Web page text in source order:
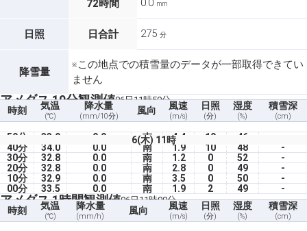
72時間 0.0 mm
日照 日合計 275 分
降雪量
※この地点での積雪量のデータが一部取得できてい
ません
アメダス 10分観測値06日11時50分
時刻 気温
(℃)
降水量
(mm/10分)
風向 風速
(m/s)
日照
(分)
湿度
(%)
積雪深
(cm)
6(木) 11時
50分 33.9 0.0 南 4.4 10 46
40分
34.0 0.0 南 1.9 10 48
-
30分
32.8 0.0 南 1.2 0 52
-
20分
32.8 0.0 南 2.8 0 49
-
10分
32.9 0.0 南 3.5 0 50
-
00分
33.5 0.0 南 1.9 2 49 -
アメダス 1時間観測値06日11時00分
時刻 気温
(℃)
降水量
(mm/h)
風向 風速
(m/s)
日照
(分)
湿度
(%)
積雪深
(cm)